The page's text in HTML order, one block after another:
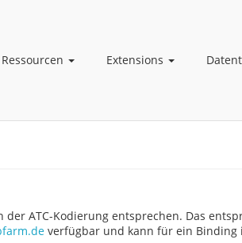
Ressourcen Extensions
ATC-Kodierung entsprechen. Das
verfügbar und kann für ein Binding